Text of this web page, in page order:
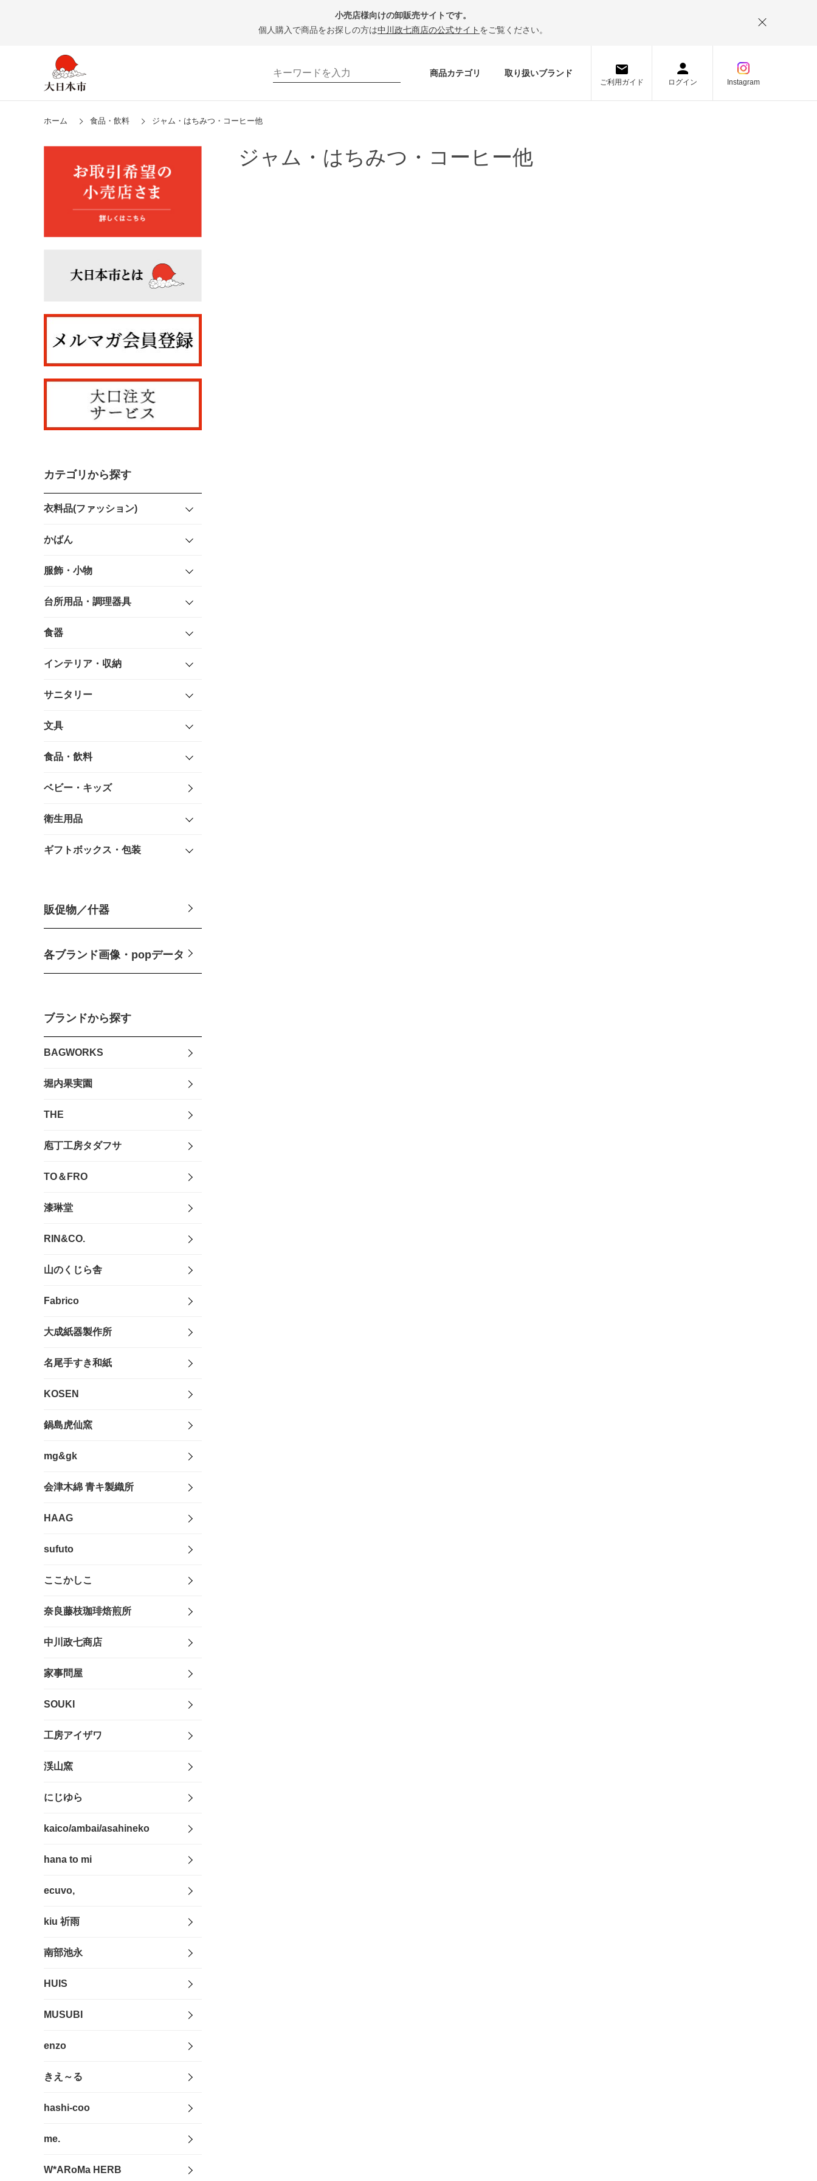
小売店様向けの卸販売サイトです。
個人購入で商品をお探しの方は中川政七商店の公式サイト をご覧ください。
商品カテゴリ 取り扱いブランド
ご利用ガイド ログイン Instagram
ホーム 食品・飲料 ジャム・はちみつ・コーヒー他
カテゴリから探す
衣料品(ファッション)
かばん
服飾・小物
台所用品・調理器具
食器
インテリア・収納
サニタリー
文具
食品・飲料
ベビー・キッズ
衛生用品
ギフトボックス・包装
販促物／什器
各ブランド画像・popデータ
ブランドから探す
BAGWORKS
堀内果実園
THE
庖丁工房タダフサ
TO＆FRO
漆琳堂
RIN&CO.
山のくじら舎
Fabrico
大成紙器製作所
名尾手すき和紙
KOSEN
鍋島虎仙窯
mg&gk
会津木綿 青キ製織所
HAAG
sufuto
ここかしこ
奈良藤枝珈琲焙煎所
中川政七商店
家事問屋
SOUKI
工房アイザワ
渓山窯
にじゆら
kaico/ambai/asahineko
hana to mi
ecuvo,
kiu 祈雨
南部池永
HUIS
MUSUBI
enzo
きえ～る
hashi-coo
me.
W*ARoMa HERB
ジャム・はちみつ・コーヒー他